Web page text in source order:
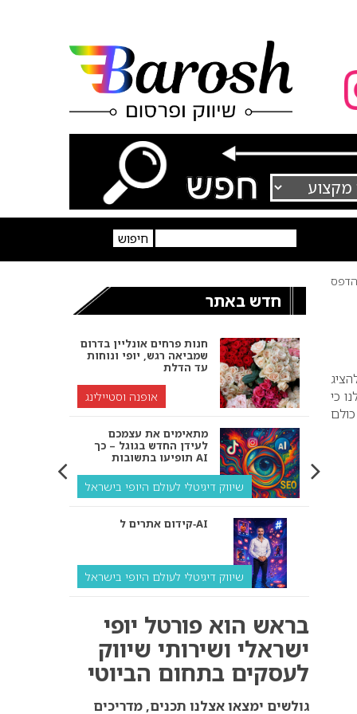
הדפס
כי
חדש באתר
חנות פרחים אונליין בדרום
שמביאה רגש, יופי ונוחות
עד הדלת
אופנה וסטיילינג
מתאימים את עצמכם
לעידן החדש בגוגל – כך
תופיעו בתשובות AI
שיווק דיגיטלי לעולם היופי בישראל
קידום אתרים ל‑AI
שיווק דיגיטלי לעולם היופי בישראל
ולמה העסק שלך צריך
שיווק דיגיטלי לעסקים
קידום ל‑AI לעומת קידום
בראש הוא פורטל יופי
ישראלי ושירותי שיווק
לעסקים בתחום הביוטי
גולשים ימצאו אצלנו תכנים, מדריכים